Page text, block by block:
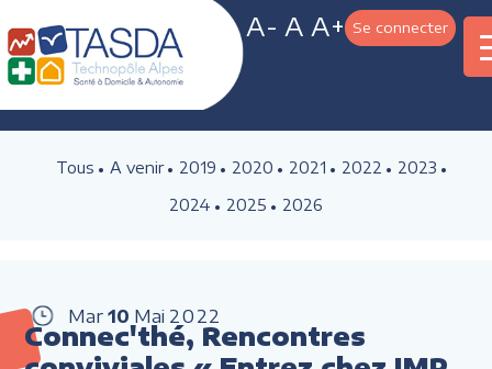
A- A A+ Se connecter
Tous A venir 2019 2020 2021 2022
2023
2024
2025 2026
Mar 10 Mai 2022
Connec'thé, Rencontres